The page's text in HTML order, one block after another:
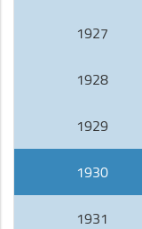
1927
1928
1929
1930
1931